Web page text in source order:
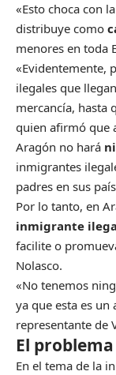
«Esto choca con
distribuye como
menores en toda
«Evidentemente,
ilegales que
mercancía, hasta
quien afirmó que
Aragón no hará
inmigrantes
padres en sus
Por lo tanto, en
inmigrante
facilite o
Nolasco.
«No tenemos
ya que esta es un
representante de
El
En el tema de la